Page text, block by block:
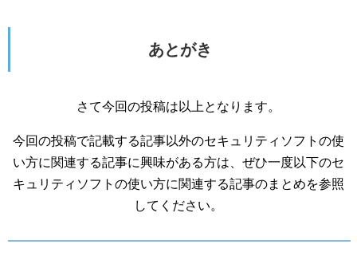
あとがき
さて今回の投稿は以上となります。
今回の投稿で記載する記事以外のセキュリティソフトの使
い方に関連する記事に興味がある方は、ぜひ一度以下のセ
キュリティソフトの使い方に関連する記事のまとめを参照
してください。